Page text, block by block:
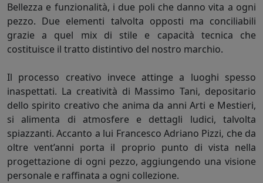
Bellezza e funzionalità, i due poli che danno vita a ogni
pezzo. Due elementi talvolta opposti ma conciliabili
grazie a quel mix di stile e capacità tecnica che
costituisce il tratto distintivo del nostro marchio.
Il processo creativo invece attinge a luoghi spesso
inaspettati. La creatività di Massimo Tani, depositario
dello spirito creativo che anima da anni Arti e Mestieri,
si alimenta di atmosfere e dettagli ludici, talvolta
spiazzanti. Accanto a lui Francesco Adriano Pizzi, che da
oltre vent’anni porta il proprio punto di vista nella
progettazione di ogni pezzo, aggiungendo una visione
personale e raffinata a ogni collezione.